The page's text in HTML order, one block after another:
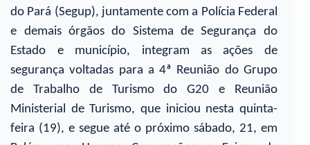
do Pará (Segup), juntamente com a Polícia Federal
e demais órgãos do Sistema de Segurança do
Estado e município, integram as ações de
segurança voltadas para a 4ª Reunião do Grupo
de Trabalho de Turismo do G20 e Reunião
Ministerial de Turismo, que iniciou nesta quinta-
feira (19), e segue até o próximo sábado, 21, em